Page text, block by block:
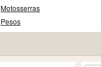
Motosserras
Pesos